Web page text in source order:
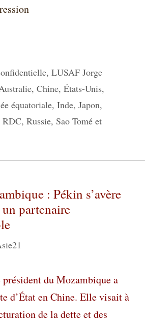
, LUSAF Jorge
, Chine, États-Unis,
équatoriale, Inde, Japon,
RDC, Russie, Sao Tomé et
: Pékin s’avère
partenaire
du Mozambique a
d’État en Chine. Elle visait à
de la dette et des